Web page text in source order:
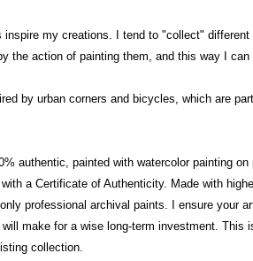
inspire my creations. I tend to "collect" different
the action of painting them, and this way I can
by urban corners and bicycles, which are
authentic, painted with watercolor painting
a Certificate of Authenticity. Made with
professional archival paints. I ensure your
make for a wise long-term investment. This
collection.